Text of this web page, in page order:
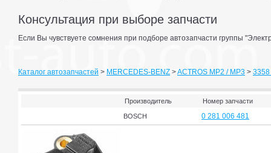
Консультация при выборе запчасти
Если Вы чувствуете сомнения при подборе автозапчасти группы
Каталог автозапчастей > MERCEDES-BENZ >ACTROS MP2 / MP3 > 3358
Производитель Номер запчасти
BOSCH 0 281 006 481